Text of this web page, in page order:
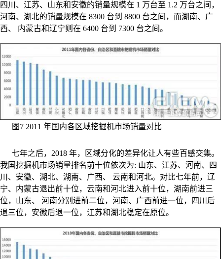
四川、江苏、山东和安徽的销量规模在 1 万台至 1.2 万台之间，
河南、湖北的销量规模在 8300 台到 8800 台之间，而湖南、广
西、 内蒙古和辽宁则在 6400 台到 7300 台之间。
图7 2011 年国内各区域挖掘机市场销量对比
七年之后，2018 年，区域分化的差异化让人有些百感交集。
我国挖掘机市场销量排名前十位依次为: 山东、江苏、河南、四
川、安徽、湖北、湖南、广西、 云南和河北。对比七年前，辽
宁、内蒙古退出前十位，云南和河北进入前十位，湖南前进三
位，山东、 河南分别进前二位，河南、广西前进一位，四川后
退三位，安徽后退一位，江苏和湖北稳定在原位。